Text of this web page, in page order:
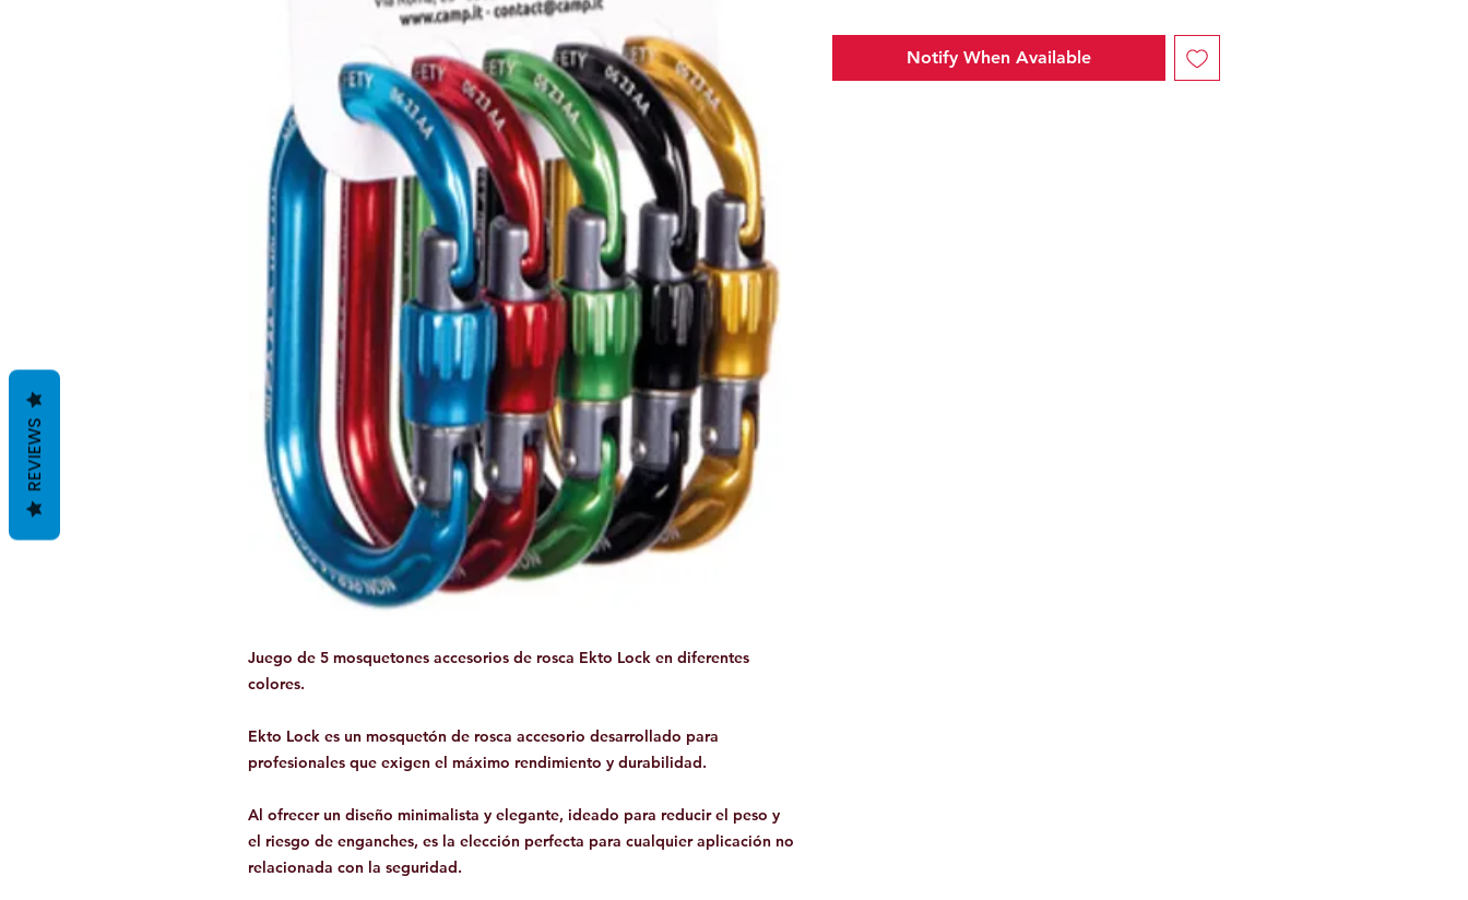
Juego de 5 mosquetones accesorios de rosca Ekto Lock en diferentes
colores.
Ekto Lock es un mosquetón de rosca accesorio desarrollado para
profesionales que exigen el máximo rendimiento y durabilidad.
Al ofrecer un diseño minimalista y elegante, ideado para reducir el peso y
el riesgo de enganches, es la elección perfecta para cualquier aplicación no
relacionada con la seguridad.
Notify When Available
REVIEWS